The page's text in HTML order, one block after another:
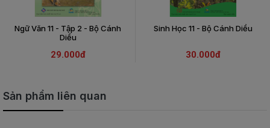
Ngữ Văn 11 - Tập 2 - Bộ Cánh
Diều
29.000đ
Sinh Học 11 - Bộ Cánh Diều
30.000đ
Sản phẩm liên quan